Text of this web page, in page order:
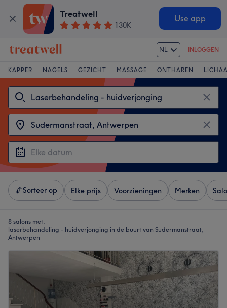
Treatwell
130K
Use app
NL INLOGGEN
KAPPER NAGELS GEZICHT MASSAGE ONTHAREN
Sorteer op Elke prijs Voorzieningen Merken
8 salons met:
laserbehandeling - huidverjonging in de buurt van Sudermanstraat,
Antwerpen